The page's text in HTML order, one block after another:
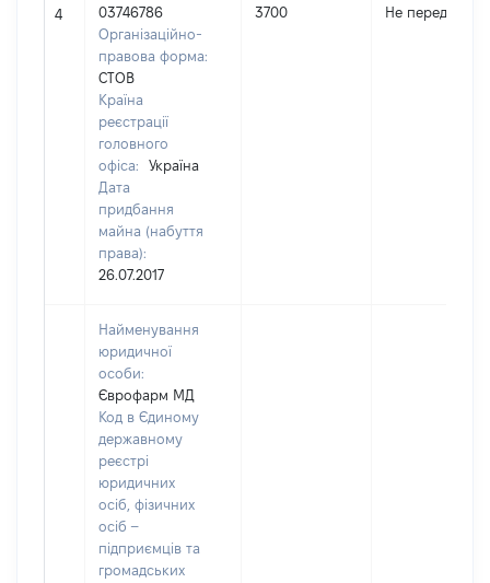
4
03746786
Організаційно-
правова форма:
СТОВ
Країна
реєстрації
головного
офіса:
Україна
Дата
придбання
майна (набуття
права):
26.07.2017
3700 Не передано
Найменування
юридичної
особи:
Єврофарм МД
Код в Єдиному
державному
реєстрі
юридичних
осіб, фізичних
осіб –
підприємців та
громадських